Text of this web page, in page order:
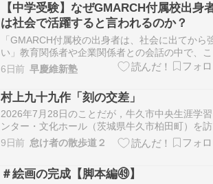
【中学受験】なぜGMARCH付属校出身
は社会で活躍すると言われるのか？
「GMARCH付属校の出身者は、社会に出てから
い」教育関係者や企業関係者との会話の中で、
ような話を耳にすることがあります。もちろん、
GMARCH付属校を卒業したというだけで、誰も
社会で活躍できるわけではありません。では、
そのように言われるのでしょうか。私は、大学名
の…
6日前 早慶維新塾
村上九十九作「刻の交差」
2026年7月28日のことだが，牛久市中央生涯学
ンター・文化ホール（茨城県牛久市柏田町）を
した。文化ホールの建物裏（南東側）の草地に
「刻の交差」という造形作品が設置されているの
催された第23回国民文化祭において牛久市実…
9日前 怠け者の散歩道２
＃絵画の完成【脚本編㊾】